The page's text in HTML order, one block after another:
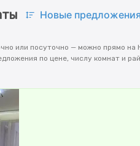
Новые
или посуточно — можно прямо
по цене, числу комнат и